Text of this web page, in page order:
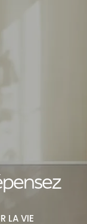
LA VIE